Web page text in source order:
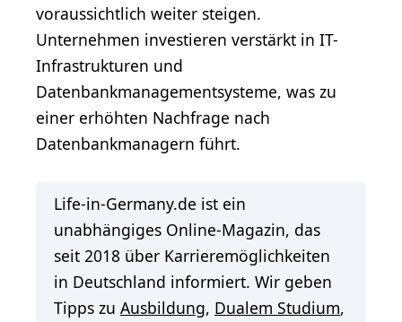
voraussichtlich weiter steigen.
Unternehmen investieren verstärkt in IT-
Infrastrukturen und
Datenbankmanagementsysteme, was zu
einer erhöhten Nachfrage nach
Datenbankmanagern führt.
Life-in-Germany.de ist ein
unabhängiges Online-Magazin, das
seit 2018 über Karrieremöglichkeiten
in Deutschland informiert. Wir geben
Tipps zu Ausbildung, Dualem Studium,